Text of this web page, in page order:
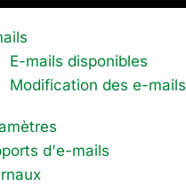
E-mails disponibles
Modification des e-mails
d'e-mails